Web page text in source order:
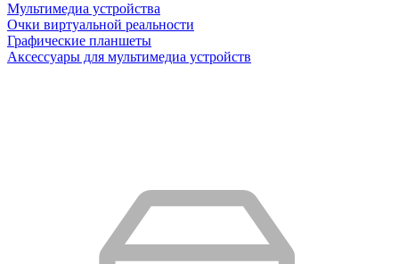
Мультимедиа устройства
Очки виртуальной реальности
Графические планшеты
Аксессуары для мультимедиа устройств